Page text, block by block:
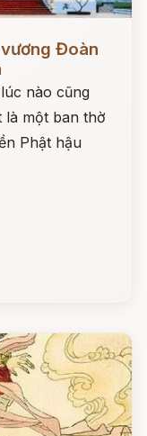
Đoàn
nào cũng
là một ban thờ
Phật hậu